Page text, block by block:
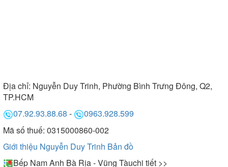
Địa chỉ: Nguyễn Duy Trinh, Phường Bình Trưng Đông, Q2,
TP.HCM
07.92.93.88.68 -
0963.928.599
Mã số thuế: 0315000860-002
Giới thiệu Nguyễn Duy Trinh Bản đồ
Bếp Nam Anh Bà Rịa - Vũng Tàuchi tiết >>